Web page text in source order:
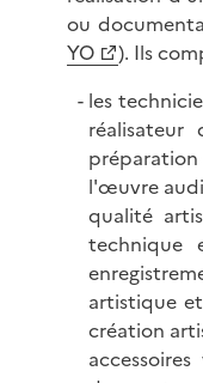
ou
YO
). Ils
les
préparation
l'œuvre
qualité
technique
artistique
création